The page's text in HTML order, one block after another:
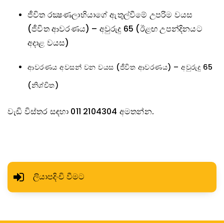
ජීවිත රක්‍ෂණලාභියාගේ ඇතුල්වීමේ උපරිම වයස
(ජීවිත ආවරණය) – අවුරුදු 65 (ඊළඟ උපන්දිනයට
අදාළ වයස)
ආවරණය අවසන් වන වයස (ජීවිත ආවරණය) – අවුරුදු 65
(නිශ්චිත)
වැඩි විස්තර සඳහා 011 2104304 අමතන්න.
ලියාපදිංචි වීමට